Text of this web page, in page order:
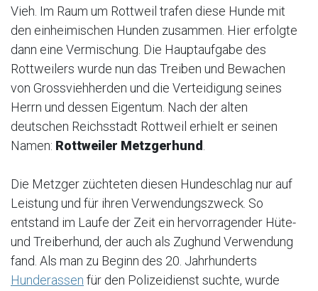
Vieh. Im Raum um Rottweil trafen diese Hunde mit
den einheimischen Hunden zusammen. Hier erfolgte
dann eine Vermischung. Die Hauptaufgabe des
Rottweilers wurde nun das Treiben und Bewachen
von Grossviehherden und die Verteidigung seines
Herrn und dessen Eigentum. Nach der alten
deutschen Reichsstadt Rottweil erhielt er seinen
Namen: Rottweiler Metzgerhund
Die Metzger züchteten diesen Hundeschlag nur auf
Leistung und für ihren Verwendungszweck. So
entstand im Laufe der Zeit ein hervorragender Hüte-
und Treiberhund, der auch als Zughund Verwendung
fand. Als man zu Beginn des 20. Jahrhunderts
Hunderassen für den Polizeidienst suchte, wurde